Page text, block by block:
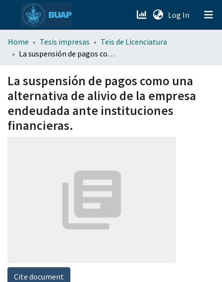
Log In (current)
menu.section.about_menu
Home Tesis impresas
Teis de Licenciatura
La suspensión de pagos como una alternativa de alivio de la empresa endeudada ante instituciones financieras.
La suspensión de pagos como una
alternativa de alivio de la empresa
endeudada ante instituciones
financieras.
Cite document